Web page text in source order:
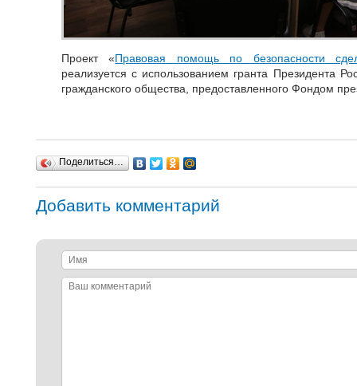
Проект «Правовая помощь по безопасности
реализуется с использованием гранта Президента
гражданского общества, предоставленного Фондом
Поделиться…
Добавить комментарий
Имя
Ваш